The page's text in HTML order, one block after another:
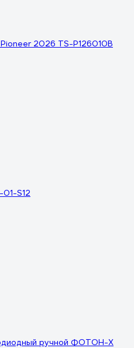
2026 TS-P126010B
S12
ручной ФОТОН-Х